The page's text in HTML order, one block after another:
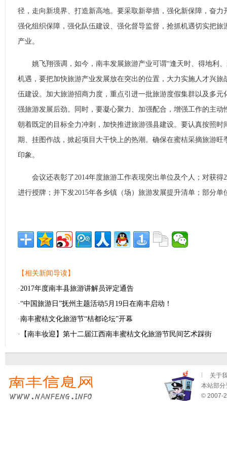
径，走向新境界、打造新高地。要采取新举措，强化新保障，奋力
强化组织保障，强化队伍建设、强化督导监督，抢抓机遇切实把旅
产业。
姚飞翔强调，如今，南丰发展旅游产业可谓“逢天时、得地利、
机遇，要把加快旅游产业发展放在突出的位置，大力实施人才兴旅
伍建设。加大旅游招商力度，重点引进一批旅游度假集群以及多元
强旅游发展后劲。同时，要凝心聚力、加强配合，增强工作的主动
朝着既定的目标全力冲刺，加快推进旅游强县建设。要认真按照时
期、挂图作战，掀起项目大干快上的热潮。确保在蜜桔采摘旅游旺
印象。
会议还表彰了2014年度旅游工作表现突出单位及个人；对获得
进行授牌；并下发2015年各乡镇（场）旅游发展提升清单；部分
【相关新闻导读】
·2017年度南丰县旅游讲解员评定通告
·“中国旅游日”抚州主题活动5月19日在南丰启动！
·南丰蜜桔文化旅游节“桔都论坛”开幕
·
【南丰妆迎】第十二届江西南丰蜜桔文化旅游节民间艺术踩街
关于
本站部分
© 2007-